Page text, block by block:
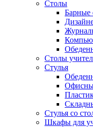
Столы
Барные
Столы
Стулья
Стулья со
Шкафы для